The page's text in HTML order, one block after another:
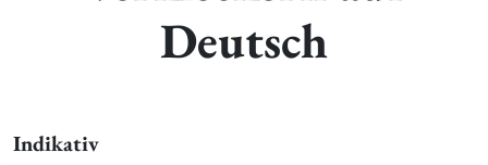
Deutsch
Indikativ